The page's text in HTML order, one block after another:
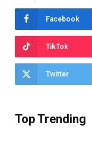
Facebook
TikTok
Twitter
Top Trending